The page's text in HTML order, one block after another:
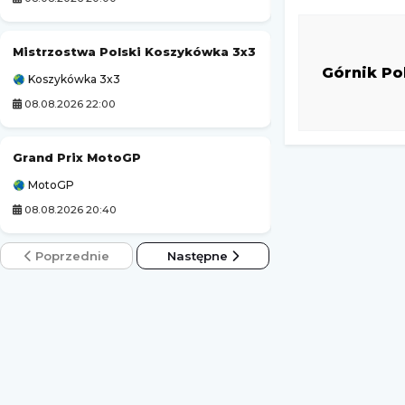
Mistrzostwa Polski Koszykówka 3x3
Koszykówka 3x3
08.08.2026 22:00
Grand Prix MotoGP
MotoGP
08.08.2026 20:40
Kolarstwo
Poprzednie Następne
Górnik